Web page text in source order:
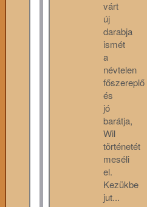
várt
új
darabja
ismét
a
névtelen
főszereplő
és
jó
barátja,
Wil
történetét
meséli
el.
Kezükbe
jut...